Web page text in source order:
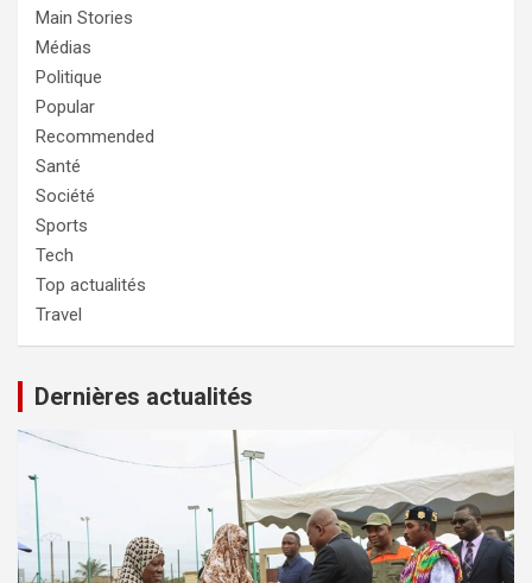
Main Stories
Médias
Politique
Popular
Recommended
Santé
Société
Sports
Tech
Top actualités
Travel
Dernières actualités